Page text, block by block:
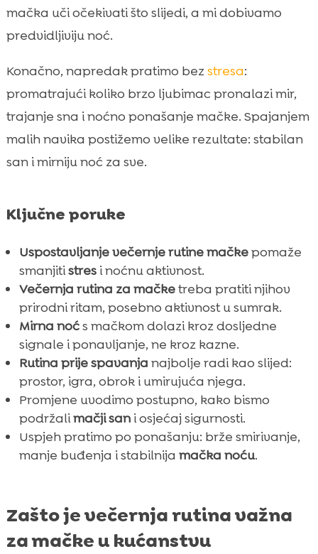
mačka uči očekivati što slijedi, a mi dobivamo
predvidljiviju noć.
Konačno, napredak pratimo bezstresa:
promatrajući koliko brzo ljubimac pronalazi mir,
trajanje sna i noćno ponašanje mačke. Spajanjem
malih navika postižemo velike rezultate: stabilan
san i mirniju noć za sve.
Ključne poruke
Uspostavljanje večernje rutine mačkepomaže
smanjitistresi noćnu aktivnost.
Večernja rutina za mačketreba pratiti njihov
prirodni ritam, posebno aktivnost u sumrak.
Mirna noćs mačkom dolazi kroz dosljedne
signale i ponavljanje, ne kroz kazne.
Rutina prije spavanja najbolje radi kao slijed:
prostor, igra, obrok i umirujuća njega.
Promjene uvodimo postupno, kako bismo
podržalimačji sani osjećaj sigurnosti.
Uspjeh pratimo po ponašanju: brže smirivanje,
manje buđenja i stabilnija mačka noću.
Zašto je večernja rutina važna
za mačke u kućanstvu